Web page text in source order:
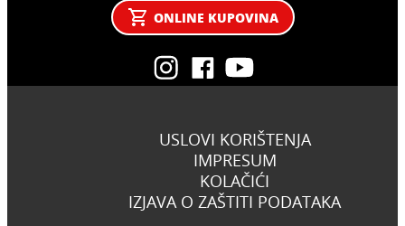
ONLINE KUPOVINA
USLOVI KORIŠTENJA
IMPRESUM
KOLAČIĆI
IZJAVA O ZAŠTITI PODATAKA